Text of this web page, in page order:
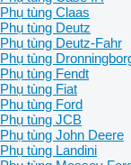
Phụ tùng Claas
Phụ tùng Deutz
Phụ tùng Deutz-Fahr
Phụ tùng
Phụ tùng Fendt
Phụ tùng Fiat
Phụ tùng Ford
Phụ tùng JCB
Phụ tùng John Deere
Phụ tùng Landini